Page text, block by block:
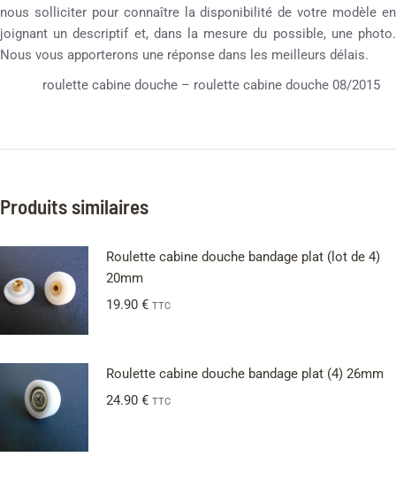
nous solliciter pour connaître la disponibilité de votre modèle en
joignant un descriptif et, dans la mesure du possible, une photo.
Nous vous apporterons une réponse dans les meilleurs délais.
roulette cabine douche – roulette cabine douche 08/2015
Produits similaires
Roulette cabine douche bandage plat (lot de 4)
20mm
19.90 € TTC
Roulette cabine douche bandage plat (4) 26mm
24.90 € TTC